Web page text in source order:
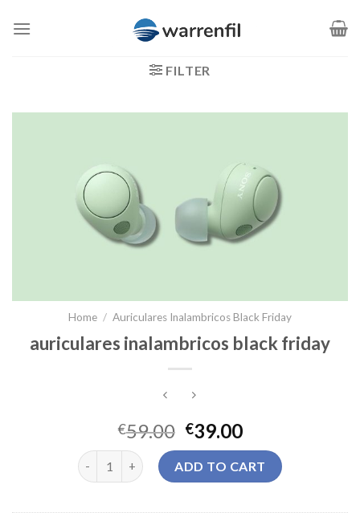
FILTER
Home / Auriculares Inalambricos Black Friday
auriculares inalambricos black friday
€59.00 €39.00
auriculares inalambricos black friday quantity
ADD TO CART